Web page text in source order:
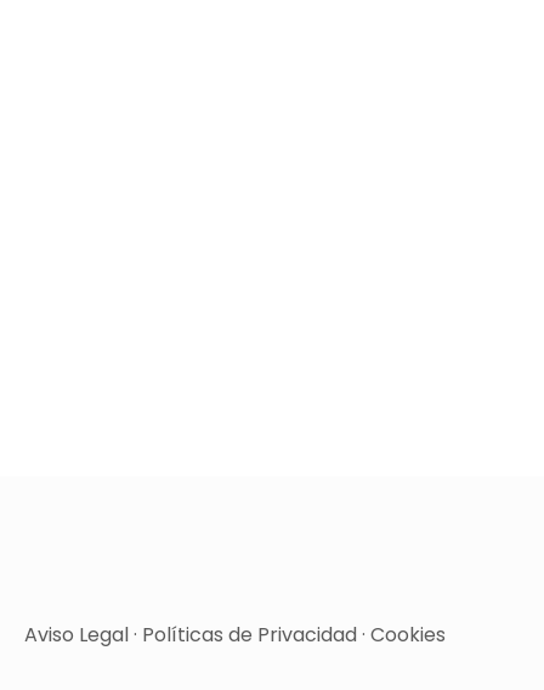
Aviso Legal· Políticas de Privacidad· Cookies